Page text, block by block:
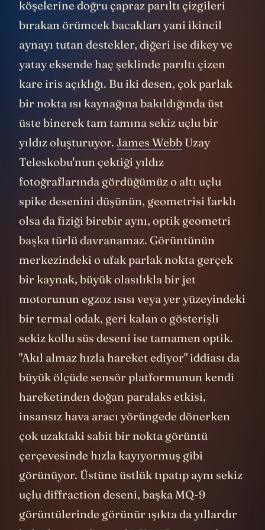
kameralar karşısına geçip bu belgelerin o
aranan büyük kanıtı içermediğini
savunuyor. "Bilinmeyen" kelimesi ile
"dünya dışı" kelimesi arasındaki anlamsal
bir boşluk var. Ve resmi makamlar bu
boşluğu ustalıkla kullanıyor. Bakın bir ara
bunlara artık UAP denilmeye başlanmıştı.
Oysa şimdi ne denmiş: WAR-GOV-UFO!
Sokaktan geçen bir vatandaşa UAP
derseniz hiç bir şey anlamaz. Ama UFO
derseniz, da-da-dannn! Bilimsel literatürde
bir gözlemin "açıklanamayan" olması, onun
başka bir yıldız sisteminden dünyamızı
ziyarete geldiğini kanıtlamaz; o sadece
bizim elimizdeki cihazların ve teorilerin o
an o piksel kümesini okuyacak olgunluğa
erişmediğini ispatlar.
Amerika Birleşik Devletleri'nin şeffaflık
kelimesi etrafında kurduğu bu bitmek
bilmeyen bürokratik oyunun tarihsel
ölçeğine şöyle biraz uzaktan baksak çok
daha net görebiliriz aslında olup bitenleri.
1947, Roswell 51 . 1969, Blue Book52
kapatıldı. 2017, NYT sızıntısı 53 . 2019,
donanmanın resmi onayı. 2023, yeminli
tanıklıklar. Ve bugün, 2026, PURSUE